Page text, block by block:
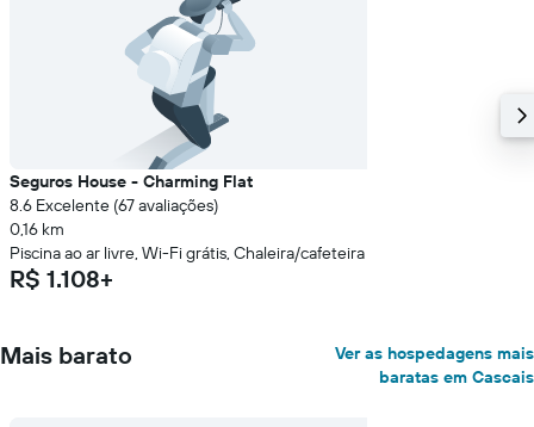
Seguros House - Charming Flat
8.6 Excelente (67 avaliações)
0,16 km
Piscina ao ar livre, Wi-Fi grátis, Chaleira/cafeteira
R$ 1.108+
Mais barato
Ver as hospedagens mais
baratas em Cascais